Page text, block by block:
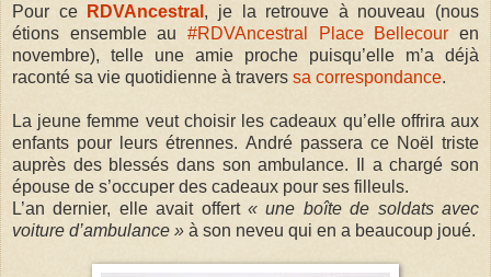
Pour ce
RDVAncestral , je la retrouve à nouveau (nous
étions ensemble au #RDVAncestral Place Bellecour en
novembre), telle une amie proche puisqu’elle m’a déjà
raconté sa vie quotidienne à travers sa correspondance.
La jeune femme veut choisir les cadeaux qu’elle offrira aux
enfants pour leurs étrennes. André passera ce Noël triste
auprès des blessés dans son ambulance. Il a chargé son
épouse de s’occuper des cadeaux pour ses filleuls.
L’an dernier, elle avait offert « une boîte de soldats avec
voiture d’ambulance » à son neveu qui en a beaucoup joué.